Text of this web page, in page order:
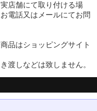
店舗にて取り付ける場
電話又はメールにてお問
品はショッピングサイト
渡しなどは致しません。